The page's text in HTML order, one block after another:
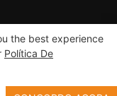
Co., Ltd -
do site
the best experience
Política De